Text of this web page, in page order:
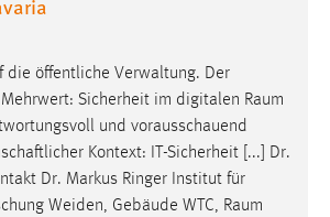
die öffentliche Verwaltung. Der
Sicherheit im digitalen Raum
und vorausschauend
Kontext: IT-Sicherheit [...] Dr.
Dr. Markus Ringer Institut für
Weiden, Gebäude WTC, Raum